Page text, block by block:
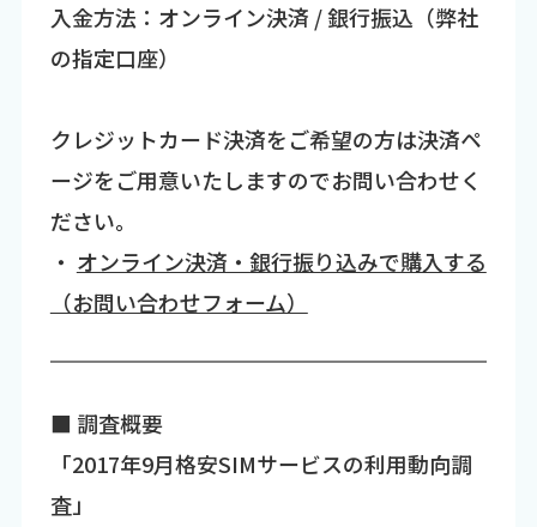
入金方法：オンライン決済 / 銀行振込（弊社
の指定口座）
クレジットカード決済をご希望の方は決済ペ
ージをご用意いたしますのでお問い合わせく
ださい。
・ オンライン決済・銀行振り込みで購入する
（お問い合わせフォーム）
■ 調査概要
「2017年9月格安SIMサービスの利用動向調
査」